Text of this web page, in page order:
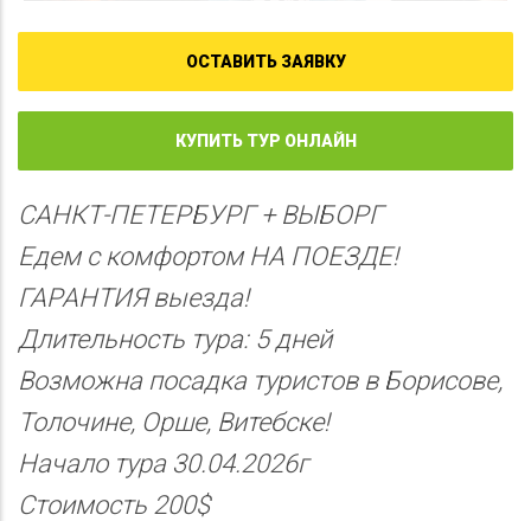
ОСТАВИТЬ ЗАЯВКУ
КУПИТЬ ТУР ОНЛАЙН
САНКТ-ПЕТЕРБУРГ + ВЫБОРГ
Едем с комфортом НА ПОЕЗДЕ!
ГАРАНТИЯ выезда!
Длительность тура: 5 дней
Возможна посадка туристов в Борисове,
Толочине, Орше, Витебске!
Начало тура 30.04.2026г
Стоимость 200$